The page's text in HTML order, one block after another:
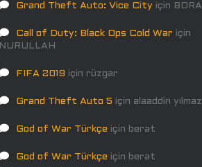
Grand Theft Auto: Vice City için BORA
Call of Duty: Black Ops Cold War için
NURULLAH
FIFA 2019 için rüzgar
Grand Theft Auto 5 için alaaddin yılmaz
God of War Türkçe için berat
God of War Türkçe için berat